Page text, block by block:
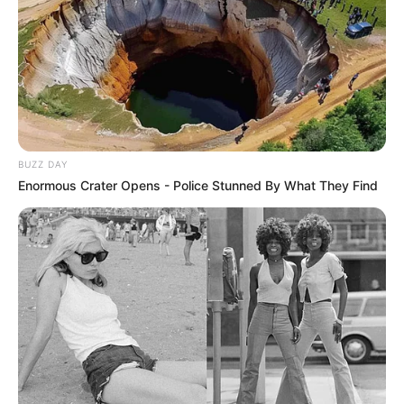
les rapports et enfin le bruit de piste qui pourra comme le
coup de poker venir créer la surprise. Base + Bruit + Coup
de Poker pour un couplé, 2sur4 ou simple Gagnant placé
dans le Quinté du PMU.
Notre Base Quinté:
5 IN EN VRIE
Notre Coup de Poker:11 CHEYENNE LUX
Le Bruit d’écurie:
Voici une analyse détaillée de la base Prono, dans le cadre
du Quinté+ du 4 Décembre à VINCENNES, Le PRIX DE
VILLERS COTTERETS 2024.
Analyse de la Base PMU du Quinté du jour
IN EN VRIE (5)
Ce pensionnaire de Thierry Roussel est en constante
progression, notamment grâce au déferrage des quatre
BUZZ DAY
Enormous Crater Opens - Police Stunned By What They Find